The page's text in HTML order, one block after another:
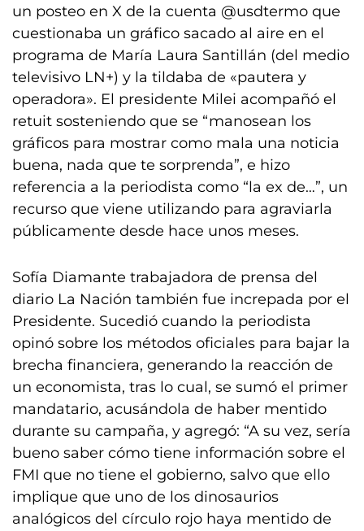
un posteo en X de la cuenta @usdtermo que
cuestionaba un gráfico sacado al aire en el
programa de María Laura Santillán (del medio
televisivo LN+) y la tildaba de «pautera y
operadora». El presidente Milei acompañó el
retuit sosteniendo que se “manosean los
gráficos para mostrar como mala una noticia
buena, nada que te sorprenda”, e hizo
referencia a la periodista como “la ex de…”, un
recurso que viene utilizando para agraviarla
públicamente desde hace unos meses.
Sofía Diamante trabajadora de prensa del
diario La Nación también fue increpada por el
Presidente. Sucedió cuando la periodista
opinó sobre los métodos oficiales para bajar la
brecha financiera, generando la reacción de
un economista, tras lo cual, se sumó el primer
mandatario, acusándola de haber mentido
durante su campaña, y agregó: “A su vez, sería
bueno saber cómo tiene información sobre el
FMI que no tiene el gobierno, salvo que ello
implique que uno de los dinosaurios
analógicos del círculo rojo haya mentido de